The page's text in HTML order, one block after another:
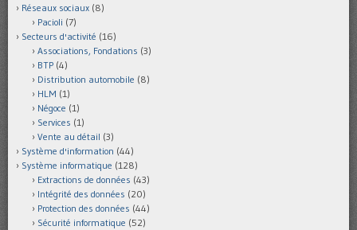
Réseaux sociaux (8)
Pacioli (7)
Secteurs d'activité (16)
Associations, Fondations (3)
BTP (4)
Distribution automobile (8)
HLM (1)
Négoce (1)
Services (1)
Vente au détail (3)
Système d'information (44)
Système informatique (128)
Extractions de données (43)
Intégrité des données (20)
Protection des données (44)
Sécurité informatique (52)